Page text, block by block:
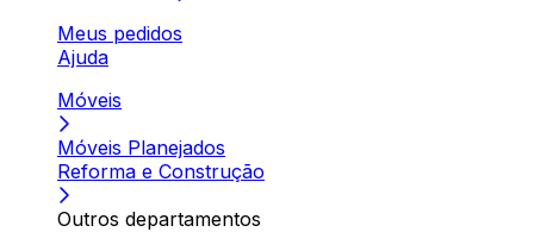
Meus pedidos
Ajuda
Móveis
Móveis Planejados
Reforma e Construção
Outros departamentos